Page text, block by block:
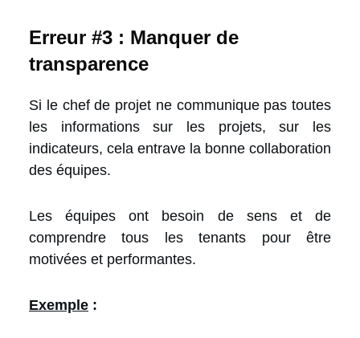
Erreur #3 : Manquer de
transparence
Si le chef de projet ne communique pas toutes
les informations sur les projets, sur les
indicateurs, cela entrave la bonne collaboration
des équipes.
Les équipes ont besoin de sens et de
comprendre tous les tenants pour être
motivées et performantes.
Exemple :